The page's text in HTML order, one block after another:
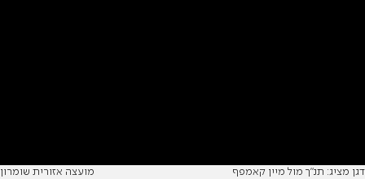
דגן מציג: תנ"ך מול מיין קאמפף מועצה אזורית שומרון